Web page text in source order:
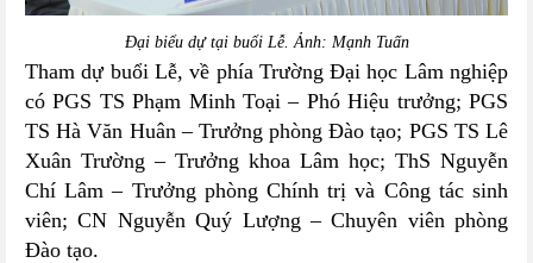
Đại biểu dự tại buổi Lễ. Ảnh: Mạnh Tuấn
Tham dự buổi Lễ, về phía Trường Đại học Lâm nghiệp
có PGS TS Phạm Minh Toại – Phó Hiệu trưởng; PGS
TS Hà Văn Huân – Trưởng phòng Đào tạo; PGS TS Lê
Xuân Trường – Trưởng khoa Lâm học; ThS Nguyễn
Chí Lâm – Trưởng phòng Chính trị và Công tác sinh
viên; CN Nguyễn Quý Lượng – Chuyên viên phòng
Đào tạo.